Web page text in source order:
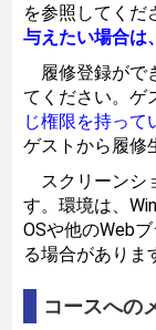
を参照してくだ
与えたい場合は
履修登録がで
てください。ゲ
じ権限を持って
ゲストから履修
スクリーンシ
す。環境は、
OSや他のWeb
る場合がありま
コースへの